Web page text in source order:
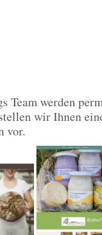
Team werden
wir Ihnen
vor.